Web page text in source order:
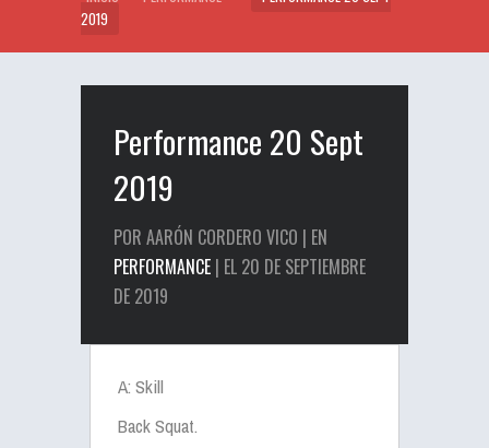
2019
Performance 20 Sept
2019
POR AARÓN CORDERO VICO | EN
PERFORMANCE | EL 20 DE SEPTIEMBRE
DE 2019
A: Skill
Back Squat.